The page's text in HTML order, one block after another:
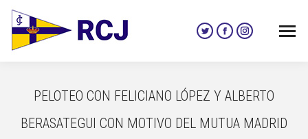
Twitter
in
new
window
Facebook
in
new
window
Instagram
in
new
window
PELOTEO CON FELICIANO LÓPEZ Y ALBERTO
BERASATEGUI CON MOTIVO DEL MUTUA MADRID